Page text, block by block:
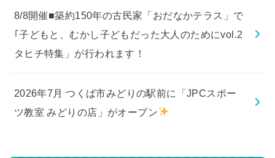
8/8開催■築約150年の古民家「おだなかテラス」で
｢子どもと、むかし子どもだった大人のためにvol.2
タヒチ特集」が行われます！
2026年7月 つくば市みどりの駅前に「JPCスポー
ツ教室 みどりの店」がオープン